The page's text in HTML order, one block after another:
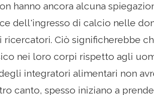
hanno ancora alcuna
dell'ingresso di calcio nelle
ricercatori. Ciò significherebbe
nei loro corpi rispetto agli
integratori alimentari non
canto, spesso iniziano a